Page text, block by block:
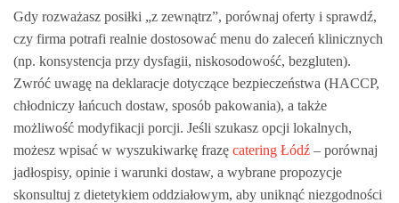
Gdy rozważasz posiłki „z zewnątrz”, porównaj oferty i sprawdź,
czy firma potrafi realnie dostosować menu do zaleceń klinicznych
(np. konsystencja przy dysfagii, niskosodowość, bezgluten).
Zwróć uwagę na deklaracje dotyczące bezpieczeństwa (HACCP,
chłodniczy łańcuch dostaw, sposób pakowania), a także
możliwość modyfikacji porcji. Jeśli szukasz opcji lokalnych,
możesz wpisać w wyszukiwarkę frazę catering Łódź – porównaj
jadłospisy, opinie i warunki dostaw, a wybrane propozycje
skonsultuj z dietetykiem oddziałowym, aby uniknąć niezgodności